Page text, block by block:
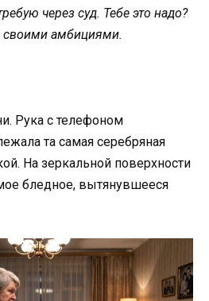
через суд. Тебе это надо?
своими амбициями.
Рука с телефоном
та самая серебряная
На зеркальной поверхности
бледное, вытянувшееся